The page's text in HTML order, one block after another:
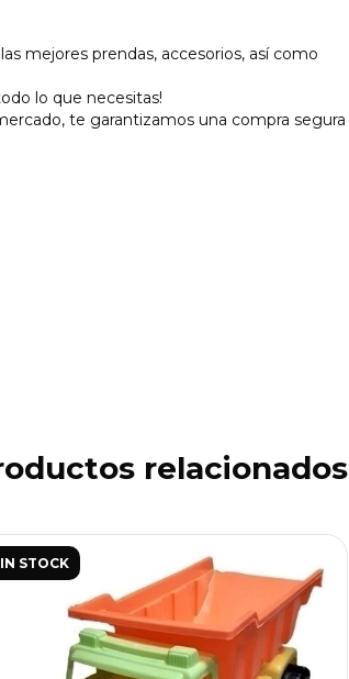
mejores prendas, accesorios, así como
lo que necesitas!
te garantizamos una compra segura
relacionados
STOCK